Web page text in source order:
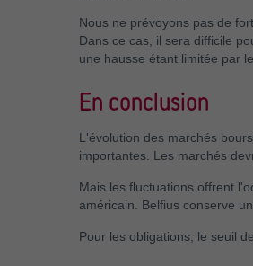
Nous ne prévoyons pas de
Dans ce cas, il sera difficile
une hausse étant limitée par
En conclusion
L'évolution des marchés
importantes. Les marchés
Mais les fluctuations offrent
américain. Belfius conserve
Pour les obligations, le seuil